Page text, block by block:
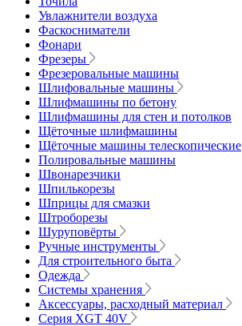
Увлажнители воздуха
Фаскосниматели
Фонари
Фрезеры
Фрезеровальные машины
Шлифовальные машины
Шлифмашины по бетону
Шлифмашины для стен и потолков
Щёточные шлифмашины
Щёточные машины телескопические
Полировальные машины
Швонарезчики
Шпилькорезы
Шприцы для смазки
Штроборезы
Шуруповёрты
Ручные инструменты
Для строительного быта
Одежда
Системы хранения
Аксессуары, расходный материал
Серия XGT 40V